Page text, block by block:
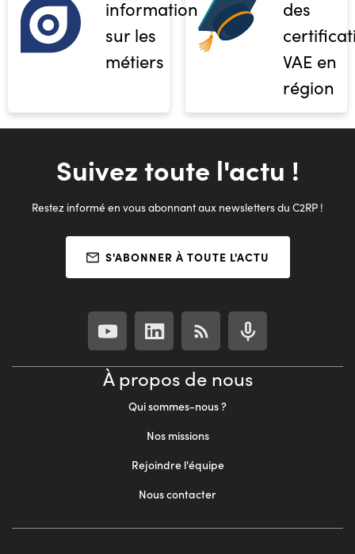
informations
sur les
métiers
des
VAE en
région
Suivez toute l'actu !
Restez informé en vous abonnant aux newsletters du C2RP !
S'ABONNER À TOUTE L'ACTU
À propos de nous
Qui sommes-nous ?
Nos missions
Rejoindre l'équipe
Nous contacter